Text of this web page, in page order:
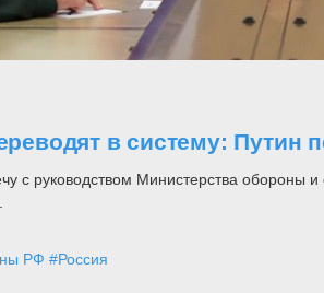
в систему: Путин
с руководством Министерства обороны
РФ #Россия